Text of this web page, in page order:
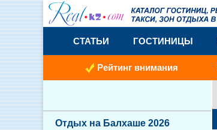
СТАТЬИ ГОСТИНИЦЫ
Рейтинг внимания
Отдых на Балхаше 2026